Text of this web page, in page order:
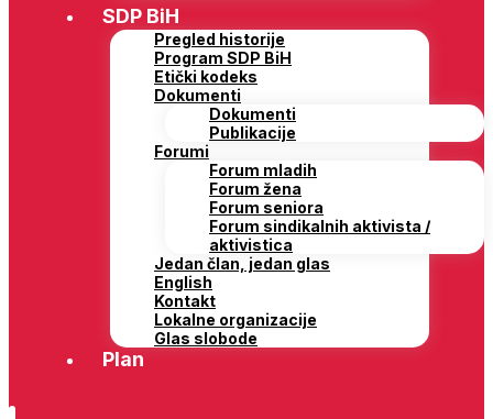
SDP BiH
Pregled historije
Program SDP BiH
Etički kodeks
Dokumenti
Dokumenti
Publikacije
Forumi
Forum mladih
Forum žena
Forum seniora
Forum sindikalnih aktivista /
aktivistica
Jedan član, jedan glas
English
Kontakt
Lokalne organizacije
Glas slobode
Plan